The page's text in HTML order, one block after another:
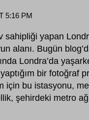
5:16 PM
sahipliği yapan
alanı. Bugün
Londra’da
bir fotoğraf
için bu istasyonu,
şehirdeki metro